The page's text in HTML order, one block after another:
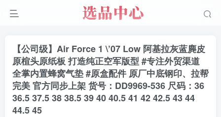
【公司级】Air Force 1 \’07 Low 阿基拉灰蓝麂皮
原楦头原纸板 打造纯正空军版型 #专注外贸渠道
全掌内置蜂窝气垫 #原盒配件 原厂中底钢印、拉帮
完美 官方同步上架 货号：DD9969-536 尺码：36
36.5 37.5 38 38.5 39 40 40.5 41 42 42.5 43 44
44.5 45